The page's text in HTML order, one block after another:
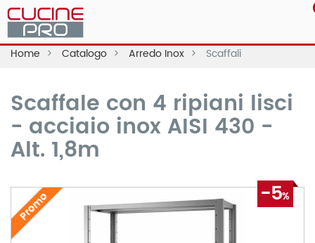
Home Catalogo Arredo Inox Scaffali
Scaffale con 4 ripiani lisci
- acciaio inox AISI 430 -
Alt. 1,8m
-5%
Promo